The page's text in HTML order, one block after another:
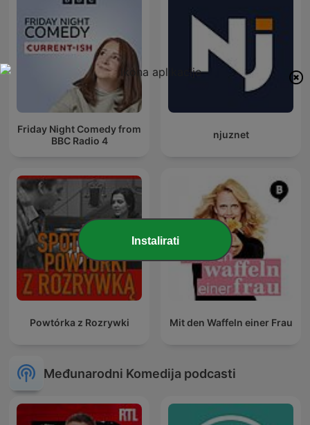
Friday Night Comedy from
BBC Radio 4
njuznet
Powtórka z Rozrywki Mit den Waffeln einer Frau
Međunarodni Komedija podcasti
Instalirati